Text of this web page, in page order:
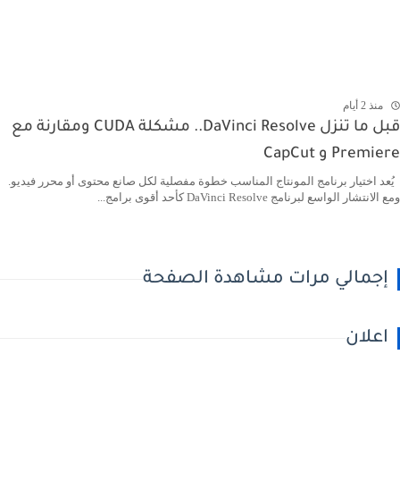
منذ 2 أيام
قبل ما تنزل DaVinci Resolve.. مشكلة CUDA ومقارنة مع
Premiere و CapCut
يُعد اختيار برنامج المونتاج المناسب خطوة مفصلية لكل صانع محتوى أو محرر فيديو.
ومع الانتشار الواسع لبرنامج DaVinci Resolve كأحد أقوى برامج...
إجمالي مرات مشاهدة الصفحة
اعلان